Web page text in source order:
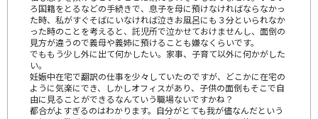
ろ国籍をとるなどの手続きで、息子を母に預けなければならなかっ
た時、私がすぐそばにいなければ泣きお風呂にも３分といられなか
った時のことを考えると、託児所で泣かせておけませんし、面倒の
見方が違うので義母や義姉に預けることも嫌なくらいです。
でももう少し外に出て何かしたい。家事、子育て以外に何かがした
い。
妊娠中在宅で翻訳の仕事を少々していたのですが、どこかに在宅の
ように気楽にでき、しかしオフィスがあり、子供の面倒もそこで自
由に見ることができるなんていう職場ないですかね？
都合がよすぎるのはわかります。自分がとても我が儘なんだという